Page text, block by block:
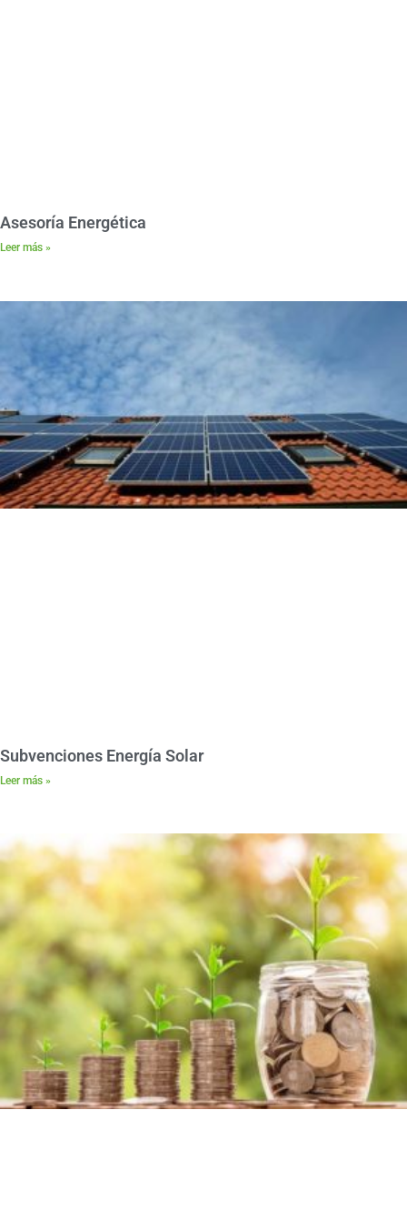
Asesoría Energética
Leer más »
Subvenciones Energía Solar
Leer más »